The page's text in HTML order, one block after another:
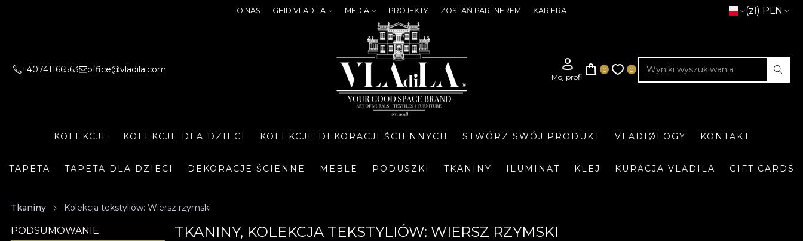
O NAS GHID VLADILA MEDIA PROJEKTY ZOSTAŃ PARTNEREM KARIERA (zł) PLN
+40741166563 office@vladila.com
KOLEKCJE KOLEKCJE DLA DZIECI KOLEKCJE DEKORACJI ŚCIENNYCH STWÓRZ SWÓJ PRODUKT VLADIØLOGY KONTAKT
TAPETA TAPETA DLA DZIECI DEKORACJE ŚCIENNE MEBLE PODUSZKI TKANINY ILUMINAT KLEJ KURACJA VLADILA GIFT CARDS
Tkaniny Kolekcja tekstyliów: Wiersz rzymski
PODSUMOWANIE TKANINY, KOLEKCJA TEKSTYLIÓW: WIERSZ RZYMSKI